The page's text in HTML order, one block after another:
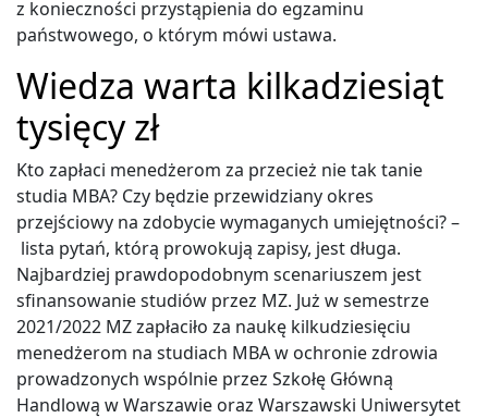
z konieczności przystąpienia do egzaminu
państwowego, o którym mówi ustawa.
Wiedza warta kilkadziesiąt
tysięcy zł
Kto zapłaci menedżerom za przecież nie tak tanie
studia MBA? Czy będzie przewidziany okres
przejściowy na zdobycie wymaganych umiejętności? –
lista pytań, którą prowokują zapisy, jest długa.
Najbardziej prawdopodobnym scenariuszem jest
sfinansowanie studiów przez MZ. Już w semestrze
2021/2022 MZ zapłaciło za naukę kilkudziesięciu
menedżerom na studiach MBA w ochronie zdrowia
prowadzonych wspólnie przez Szkołę Główną
Handlową w Warszawie oraz Warszawski Uniwersytet